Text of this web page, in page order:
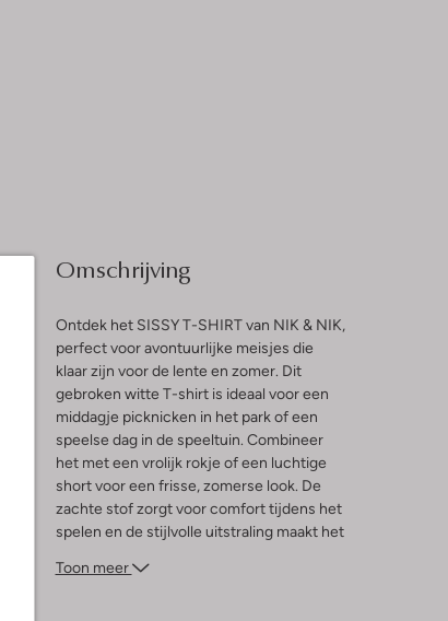
Omschrijving
Ontdek het SISSY T-SHIRT van NIK & NIK,
perfect voor avontuurlijke meisjes die
klaar zijn voor de lente en zomer. Dit
gebroken witte T-shirt is ideaal voor een
middagje picknicken in het park of een
speelse dag in de speeltuin. Combineer
het met een vrolijk rokje of een luchtige
short voor een frisse, zomerse look. De
zachte stof zorgt voor comfort tijdens het
spelen en de stijlvolle uitstraling maakt het
creativiteit de vrije loop en geniet van
Toon meer